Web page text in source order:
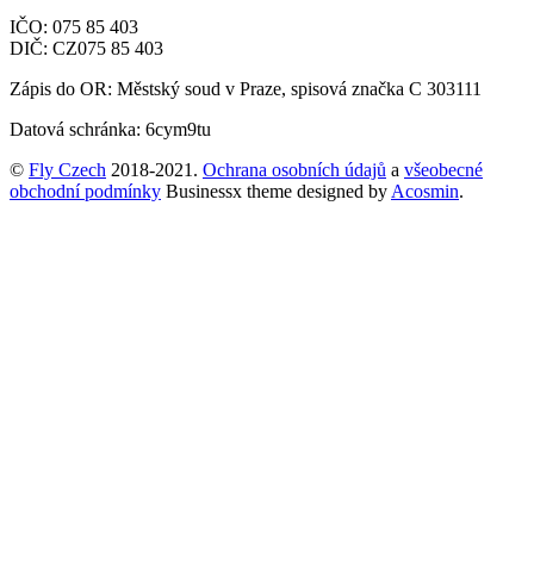
IČO: 075 85 403
DIČ: CZ075 85 403
Zápis do OR: Městský soud v Praze, spisová značka C 303111
Datová schránka: 6cym9tu
© Fly Czech 2018-2021. Ochrana osobních údajů a všeobecné
obchodní podmínky Businessx theme designed by Acosmin.